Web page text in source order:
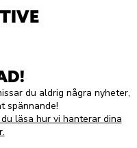
du aldrig några nyheter,
spännande!
läsa hur vi hanterar dina